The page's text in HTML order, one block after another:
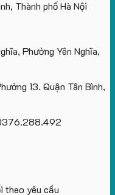
Lữ
TrungThành phố Hà Nội
Phường Yên Nghĩa,
13. Quận Tân Bình,